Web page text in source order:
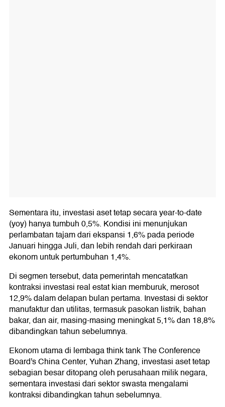
Sementara itu, investasi aset tetap secara year-to-date
(yoy) hanya tumbuh 0,5%. Kondisi ini menunjukan
perlambatan tajam dari ekspansi 1,6% pada periode
Januari hingga Juli, dan lebih rendah dari perkiraan
ekonom untuk pertumbuhan 1,4%.
Di segmen tersebut, data pemerintah mencatatkan
kontraksi investasi real estat kian memburuk, merosot
12,9% dalam delapan bulan pertama. Investasi di sektor
manufaktur dan utilitas, termasuk pasokan listrik, bahan
bakar, dan air, masing-masing meningkat 5,1% dan 18,8%
dibandingkan tahun sebelumnya.
Ekonom utama di lembaga think tank The Conference
Board's China Center, Yuhan Zhang, investasi aset tetap
sebagian besar ditopang oleh perusahaan milik negara,
sementara investasi dari sektor swasta mengalami
kontraksi dibandingkan tahun sebelumnya.